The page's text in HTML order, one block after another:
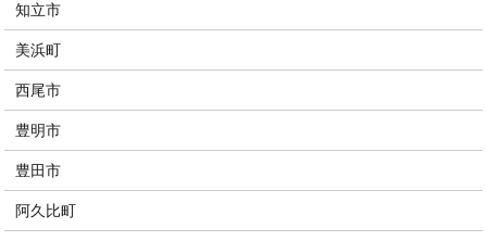
知立市
美浜町
西尾市
豊明市
豊田市
阿久比町